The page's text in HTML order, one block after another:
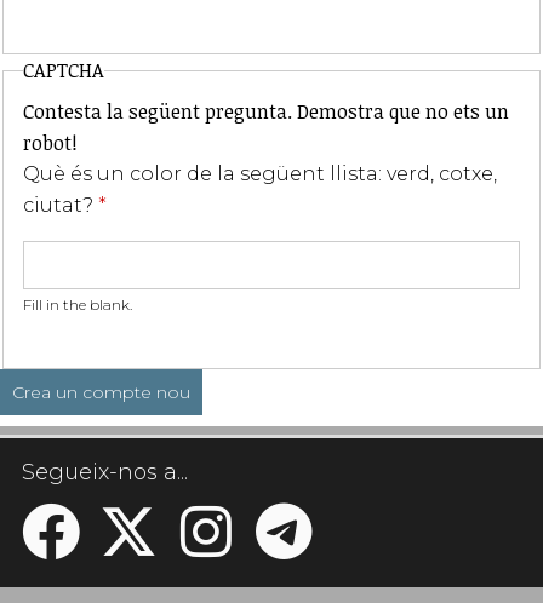
CAPTCHA
Contesta la següent pregunta. Demostra que no ets un
robot!
Què és un color de la següent llista: verd, cotxe,
ciutat? *
Fill in the blank.
Segueix-nos a...